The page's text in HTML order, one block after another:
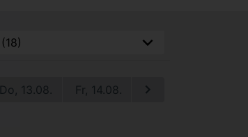
Do, 13.08. Fr, 14.08. Sa, 15.08.